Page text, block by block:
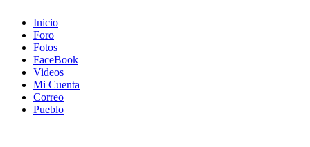
Inicio
Foro
Fotos
FaceBook
Videos
Mi Cuenta
Correo
Pueblo